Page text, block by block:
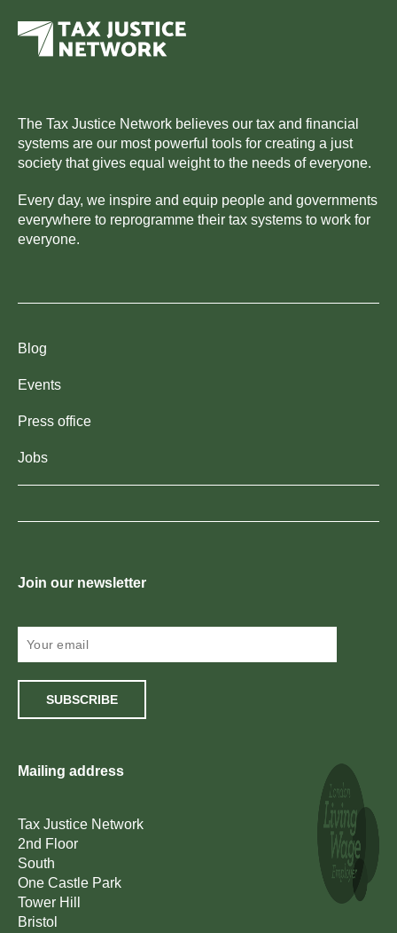
The Tax Justice Network believes our tax and financial
systems are our most powerful tools for creating a just
society that gives equal weight to the needs of everyone.
Every day, we inspire and equip people and governments
everywhere to reprogramme their tax systems to work for
everyone.
Blog
Events
Press office
Jobs
Join our newsletter
SUBSCRIBE
Mailing address
Tax Justice Network
2nd Floor
South
One Castle Park
Tower Hill
Bristol